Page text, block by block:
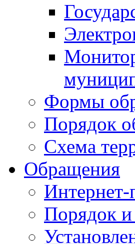
Формы
Порядок
Схема
Обращения
Порядок